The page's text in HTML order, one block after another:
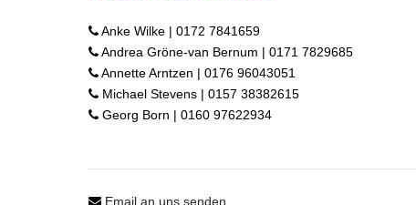
Anke Wilke | 0172 7841659
Andrea Gröne-van Bernum | 0171 7829685
Annette Arntzen | 0176 96043051
Michael Stevens | 0157 38382615
Georg Born | 0160 97622934
Email an uns senden